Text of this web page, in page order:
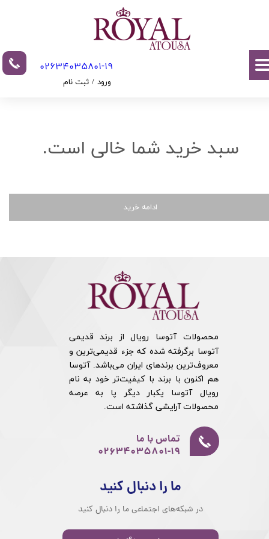
02634035801-19​​​​​​​​​​​​​​
ورود / ثبت نام
تغییر گذر واژه
سفارشات
سبد خرید شما خالی است.
ادامه خرید
محصولات آتوسا رویال از برند قدیمی
آتوسا برگرفته شده که جزء قدیمی‌ترین و
معروف‌ترین برندهای ایران می‌باشد. آتوسا
هم اکنون با برند با کیفیت‌تر خود به نام
رویال آتوسا یکبار دیگر پا به عرصه
محصولات آرایشی گذاشته است.​​​​​​​
تماس با ما
02634035801-19​​​​​​​
در شبکه‌های اجتماعی ما را دنبال کنید
ما را دنبال کنید